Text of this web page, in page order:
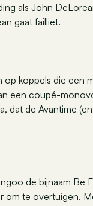
als John
gaat failliet.
op koppels die
een coupé-
de Avantime
de bijnaam Be
om te overtuigen.